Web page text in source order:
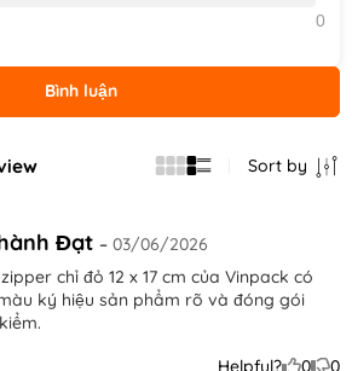
Bình luận
Sort by
Helpful? 0 0
Đạt – 03/06/2026
chỉ đỏ 12 x 17 cm của Vinpack có
ký hiệu sản phẩm rõ và đóng gói